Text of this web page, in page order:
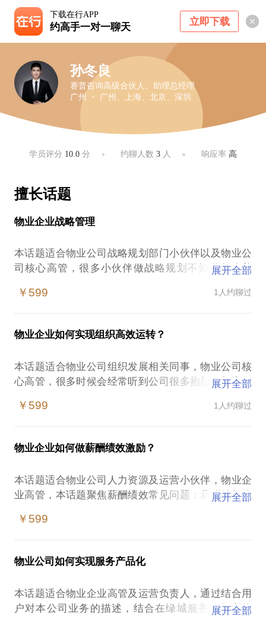
下载在行APP
约高手一对一聊天 立即下载
孙冬良
赛普咨询高级合伙人、助理总经理
广州 ・ 广州、上海、北京、深圳
学员评分 10.0 分 约聊人数 3人 响应率 高
擅长话题
物业企业战略管理
本话题适合物业公司战略规划部门小伙伴以及物业公
司核心高管，很多小伙伴做战略规划不知道怎么着
了，本话题针对战略规划常见问题：战略定位不清
等，依托于在绿城服务、融创服务、越秀服务、华润
万象生活等企业战略规划经验教会你如何做战略规
展开全部
￥599 1人约聊过
物业企业如何实现组织高效运转？
本话题适合物业公司组织发展相关同事，物业公司核
心高管，很多时候会经常听到公司很多抱怨，权责不
题，本话题从组织常见问题：纵向管控定位、层次、
横向业务协同等，依托于绿城服务、华润万象生活、
朗诗绿色生活、保利物业组织高效运转经验，和您一
展开全部
￥599 1人约聊过
物业企业如何做薪酬绩效激励？
本话题适合物业公司人力资源及运营小伙伴，物业企
业高管，本话题聚焦薪酬绩效常见问题：薪酬总额管
激励设计、合伙人激励、超额利润分享等，依托于保
物业、杭铁物业等企业经验，和您一起探讨如何做自
展开全部
￥599
物业公司如何实现服务产品化
本话题适合物业企业高管及运营负责人，通过结合用
户对本公司业务的描述，结合在绿城服务，保利物
展开全部